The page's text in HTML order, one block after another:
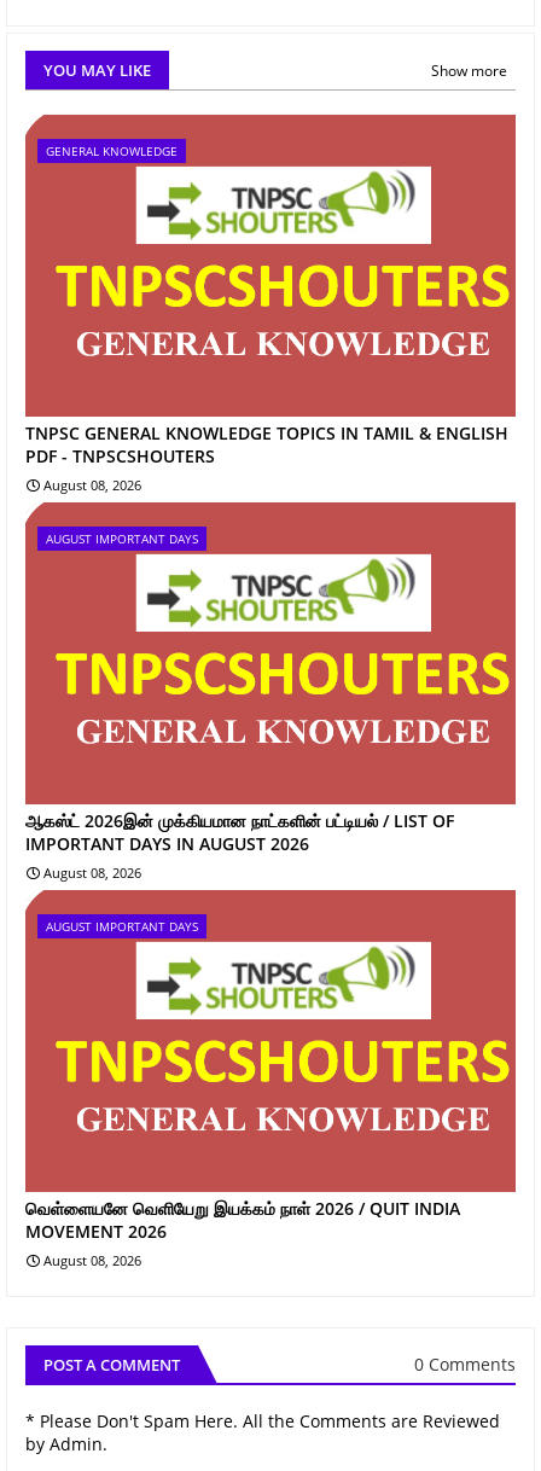
YOU MAY LIKE Show more
GENERAL KNOWLEDGE
TNPSC GENERAL KNOWLEDGE TOPICS IN TAMIL & ENGLISH
PDF - TNPSCSHOUTERS
August 08, 2026
AUGUST IMPORTANT DAYS
ஆகஸ்ட் 2026இன் முக்கியமான நாட்களின் பட்டியல் / LIST OF
IMPORTANT DAYS IN AUGUST 2026
August 08, 2026
AUGUST IMPORTANT DAYS
வெள்ளையனே வெளியேறு இயக்கம் நாள் 2026 / QUIT INDIA
MOVEMENT 2026
August 08, 2026
POST A COMMENT 0 Comments
* Please Don't Spam Here. All the Comments are Reviewed
by Admin.